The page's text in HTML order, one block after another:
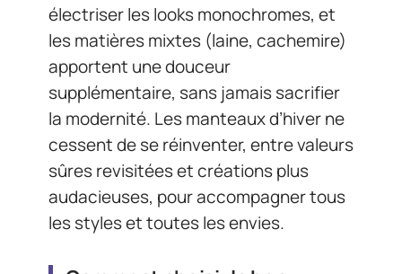
électriser les looks monochromes, et
les matières mixtes (laine, cachemire)
apportent une douceur
supplémentaire, sans jamais sacrifier
la modernité. Les manteaux d’hiver ne
cessent de se réinventer, entre valeurs
sûres revisitées et créations plus
audacieuses, pour accompagner tous
les styles et toutes les envies.